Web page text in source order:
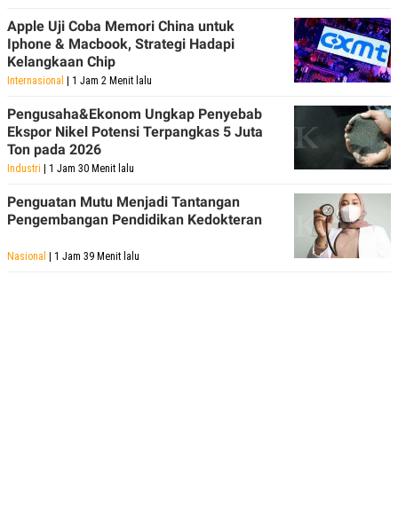
Apple Uji Coba Memori China untuk
Iphone & Macbook, Strategi Hadapi
Kelangkaan Chip
Internasional | 1 Jam 2 Menit lalu
Pengusaha&Ekonom Ungkap Penyebab
Ekspor Nikel Potensi Terpangkas 5 Juta
Ton pada 2026
Industri | 1 Jam 30 Menit lalu
Penguatan Mutu Menjadi Tantangan
Pengembangan Pendidikan Kedokteran
Nasional | 1 Jam 39 Menit lalu